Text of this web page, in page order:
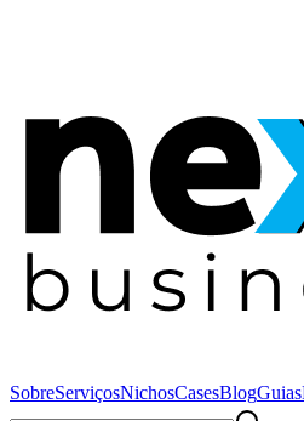
SobreServiçosNichosCasesBlogGuias